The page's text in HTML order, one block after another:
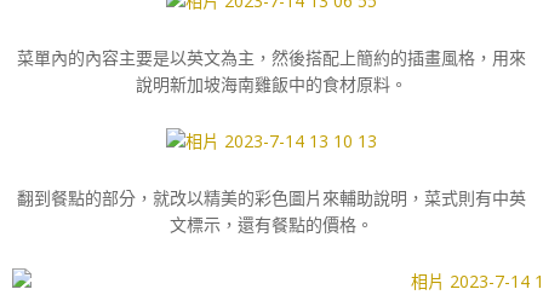
菜單內的內容主要是以英文為主，然後搭配上簡約的插畫風格，用來
說明新加坡海南雞飯中的食材原料。
翻到餐點的部分，就改以精美的彩色圖片來輔助說明，菜式則有中英
文標示，還有餐點的價格。